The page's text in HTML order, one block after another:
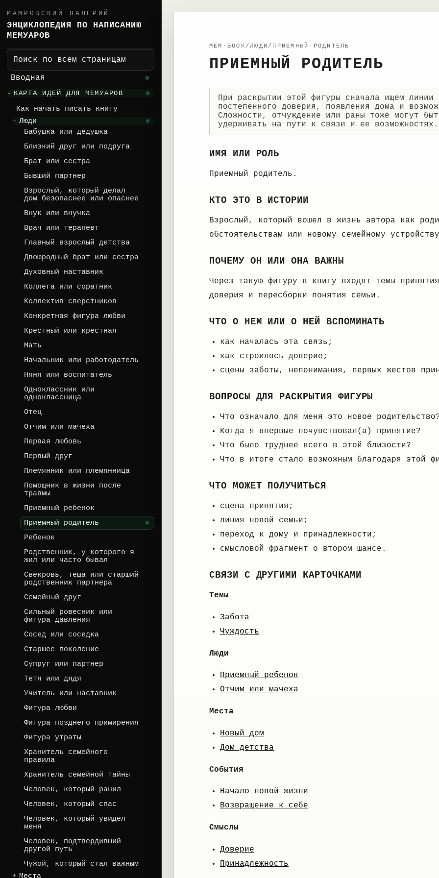
МАМРОВСКИЙ ВАЛЕРИЙ
ЭНЦИКЛОПЕДИЯ ПО НАПИСАНИЮ
МЕМУАРОВ
Поиск по всем страницам
Вводная
КАРТА ИДЕЙ ДЛЯ МЕМУАРОВ
Как начать писать книгу
Люди
Бабушка или дедушка
Близкий друг или подруга
Брат или сестра
Бывший партнер
Взрослый, который делал
дом безопаснее или опаснее
Внук или внучка
Врач или терапевт
Главный взрослый детства
Двоюродный брат или сестра
Духовный наставник
Коллега или соратник
Коллектив сверстников
Конкретная фигура любви
Крестный или крестная
Мать
Начальник или работодатель
Няня или воспитатель
Одноклассник или
одноклассница
Отец
Отчим или мачеха
Первая любовь
Первый друг
Племянник или племянница
Помощник в жизни после
травмы
Приемный ребенок
Приемный родитель
Ребенок
Родственник, у которого я
жил или часто бывал
Свекровь, теща или старший
родственник партнера
Семейный друг
Сильный ровесник или
фигура давления
Сосед или соседка
Старшее поколение
Супруг или партнер
Тетя или дядя
Учитель или наставник
Фигура любви
Фигура позднего примирения
Фигура утраты
Хранитель семейного
правила
Хранитель семейной тайны
Человек, который ранил
Человек, который спас
Человек, который увидел
меня
Человек, подтвердивший
другой путь
Чужой, который стал важным
Места
MEM-BOOK/ЛЮДИ/ПРИЕМНЫЙ-РОДИТЕЛЬ
ПРИЕМНЫЙ РОДИТЕЛЬ
При раскрытии этой фигуры сначала ищем
постепенного доверия, появления дома и
Сложности, отчуждение или раны тоже могут
удерживать на пути к связи и ее возможностях.
ИМЯ ИЛИ РОЛЬ
Приемный родитель.
КТО ЭТО В ИСТОРИИ
Взрослый, который вошел в жизнь автора как
обстоятельствам или новому семейному
ПОЧЕМУ ОН ИЛИ ОНА ВАЖНЫ
Через такую фигуру в книгу входят темы
доверия и пересборки понятия семьи.
ЧТО О НЕМ ИЛИ О НЕЙ ВСПОМИНАТЬ
как началась эта связь;
как строилось доверие;
сцены заботы, непонимания, первых жестов
ВОПРОСЫ ДЛЯ РАСКРЫТИЯ ФИГУРЫ
Что означало для меня это новое
Когда я впервые почувствовал(а) принятие?
Что было труднее всего в этой близости?
Что в итоге стало возможным благодаря этой
ЧТО МОЖЕТ ПОЛУЧИТЬСЯ
сцена принятия;
линия новой семьи;
переход к дому и принадлежности;
смысловой фрагмент о втором шансе.
СВЯЗИ С ДРУГИМИ КАРТОЧКАМИ
Темы
Забота
Чуждость
Люди
Приемный ребенок
Отчим или мачеха
Места
Новый дом
Дом детства
События
Начало новой жизни
Возвращение к себе
Смыслы
Доверие
Принадлежность